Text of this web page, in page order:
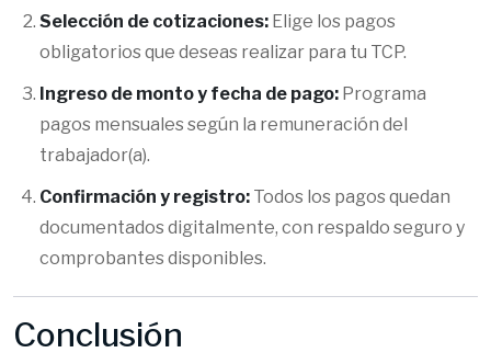
Selección de cotizaciones: Elige los pagos
obligatorios que deseas realizar para tu TCP.
Ingreso de monto y fecha de pago: Programa
pagos mensuales según la remuneración del
trabajador(a).
Confirmación y registro: Todos los pagos quedan
documentados digitalmente, con respaldo seguro y
comprobantes disponibles.
Conclusión